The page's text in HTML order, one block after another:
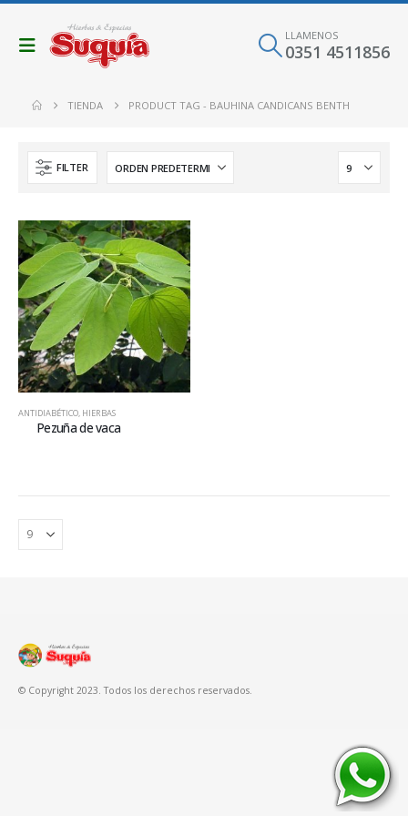
LLAMENOS
0351 4511856
TIENDA PRODUCT TAG - BAUHINA CANDICANS BENTH
FILTER
ANTIDIABÉTICO, HIERBAS
Pezuña de vaca
© Copyright 2023. Todos los derechos reservados.